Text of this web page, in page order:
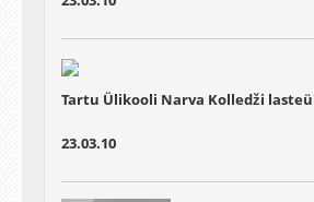
Tartu Ülikooli Narva Kolledži
23.03.10